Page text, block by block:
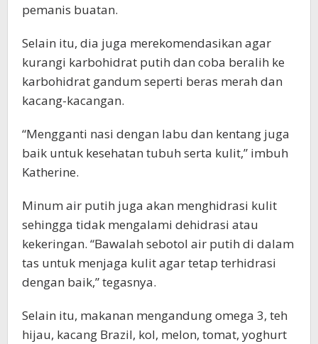
pemanis buatan.
Selain itu, dia juga merekomendasikan agar
kurangi karbohidrat putih dan coba beralih ke
karbohidrat gandum seperti beras merah dan
kacang-kacangan.
“Mengganti nasi dengan labu dan kentang juga
baik untuk kesehatan tubuh serta kulit,” imbuh
Katherine.
Minum air putih juga akan menghidrasi kulit
sehingga tidak mengalami dehidrasi atau
kekeringan. “Bawalah sebotol air putih di dalam
tas untuk menjaga kulit agar tetap terhidrasi
dengan baik,” tegasnya.
Selain itu, makanan mengandung omega 3, teh
hijau, kacang Brazil, kol, melon, tomat, yoghurt